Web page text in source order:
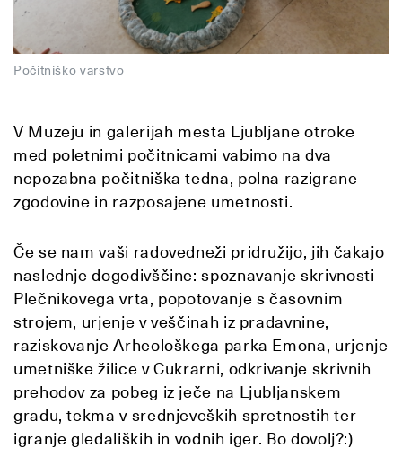
Počitniško varstvo
V Muzeju in galerijah mesta Ljubljane otroke
med poletnimi počitnicami vabimo na dva
nepozabna počitniška tedna, polna razigrane
zgodovine in razposajene umetnosti.
Če se nam vaši radovedneži pridružijo, jih čakajo
naslednje dogodivščine: spoznavanje skrivnosti
Plečnikovega vrta, popotovanje s časovnim
strojem, urjenje v veščinah iz pradavnine,
raziskovanje Arheološkega parka Emona, urjenje
umetniške žilice v Cukrarni, odkrivanje skrivnih
prehodov za pobeg iz ječe na Ljubljanskem
gradu, tekma v srednjeveških spretnostih ter
igranje gledaliških in vodnih iger. Bo dovolj?:)